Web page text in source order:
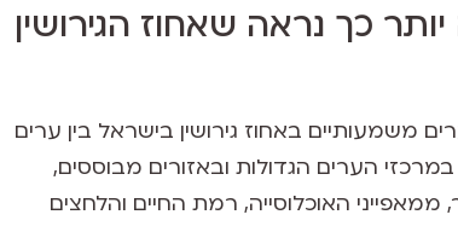
כך נראה שאחוז הגירושין
משמעותיים באחוז גירושין בישראל בין ערים
במרכזי הערים הגדולות ובאזורים מבוססים,
ממאפייני האוכלוסייה, רמת החיים והלחצים